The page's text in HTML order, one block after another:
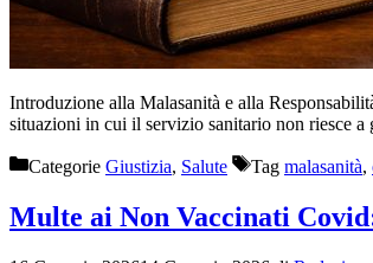
Introduzione alla Malasanità e alla
situazioni in cui il servizio sanitario non riesce
Categorie Giustizia, Salute Tag malasanità,
Multe ai Non Vaccinati